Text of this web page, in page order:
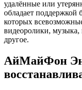
удалённые или
обладает поддержкой
которых
видеоролики,
другое.
АйМайФон